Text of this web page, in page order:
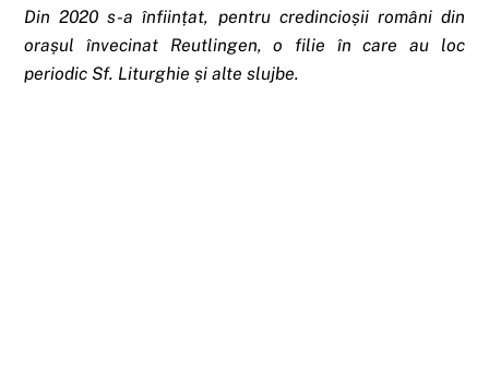
Din 2020 s-a înființat, pentru credincioșii români din
orașul învecinat Reutlingen, o filie în care au loc
periodic Sf. Liturghie și alte slujbe.